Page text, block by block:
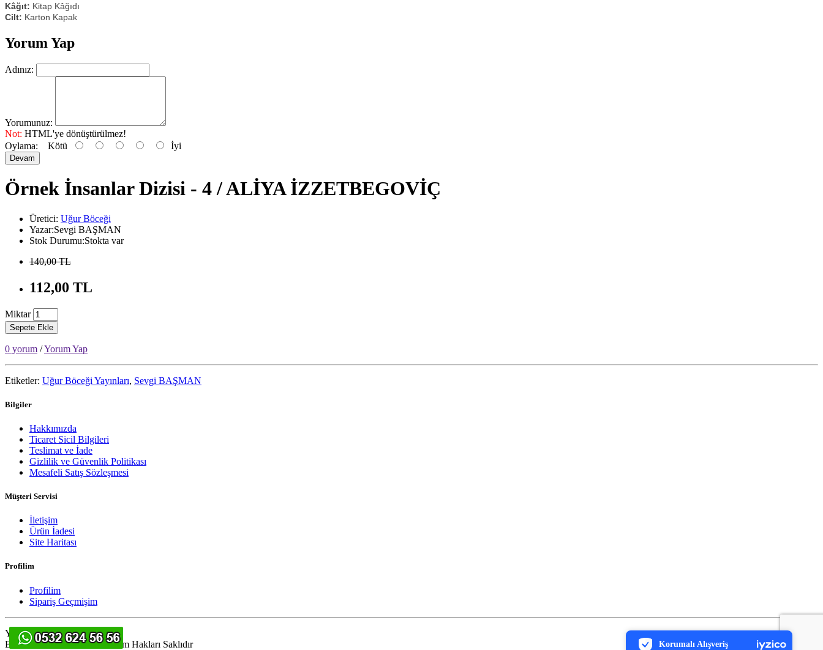
Korumalı Alışveriş
7/24 Canlı Destek
Kâğıt: Kitap Kâğıdı
Cilt: Karton Kapak
Yorum Yap
Adınız:
Yorumunuz:
Not: HTML'ye dönüştürülmez!
Oylama: Kötü İyi
Devam
Örnek İnsanlar Dizisi - 4 / ALİYA İZZETBEGOVİÇ
Üretici: Uğur Böceği
Yazar:Sevgi BAŞMAN
Stok Durumu:Stokta var
140,00 TL
112,00 TL
Miktar
Sepete Ekle
0 yorum /Yorum Yap
Etiketler: Uğur Böceği Yayınları, Sevgi BAŞMAN
Bilgiler
Hakkımızda
Ticaret Sicil Bilgileri
Teslimat ve İade
Gizlilik ve Güvenlik Politikası
Mesafeli Satış Sözleşmesi
Müşteri Servisi
İletişim
Ürün İadesi
Site Haritası
Profilim
Profilim
Sipariş Geçmişim
YazılımTR-Turkuaz Design
BenceMakul.NET © 2026 Tüm Hakları Saklıdır